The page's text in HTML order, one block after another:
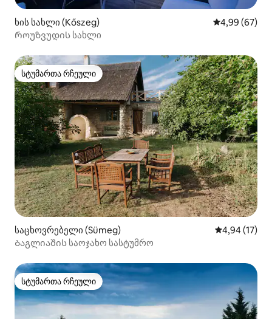
ხის სახლი (Kőszeg) საშუალო
4,99 (67)
Როუზვუდის სახლი
სტუმართა რჩეული
სტუმართა რჩეული
საცხოვრებელი (Sümeg) საშუალო
4,94 (17)
Ბაგლიაშის საოჯახო სასტუმრო
სტუმართა რჩეული
სტუმართა რჩეული